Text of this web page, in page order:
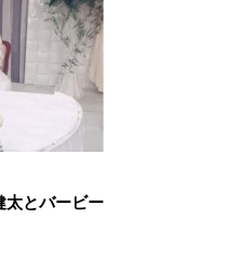
太とバービー